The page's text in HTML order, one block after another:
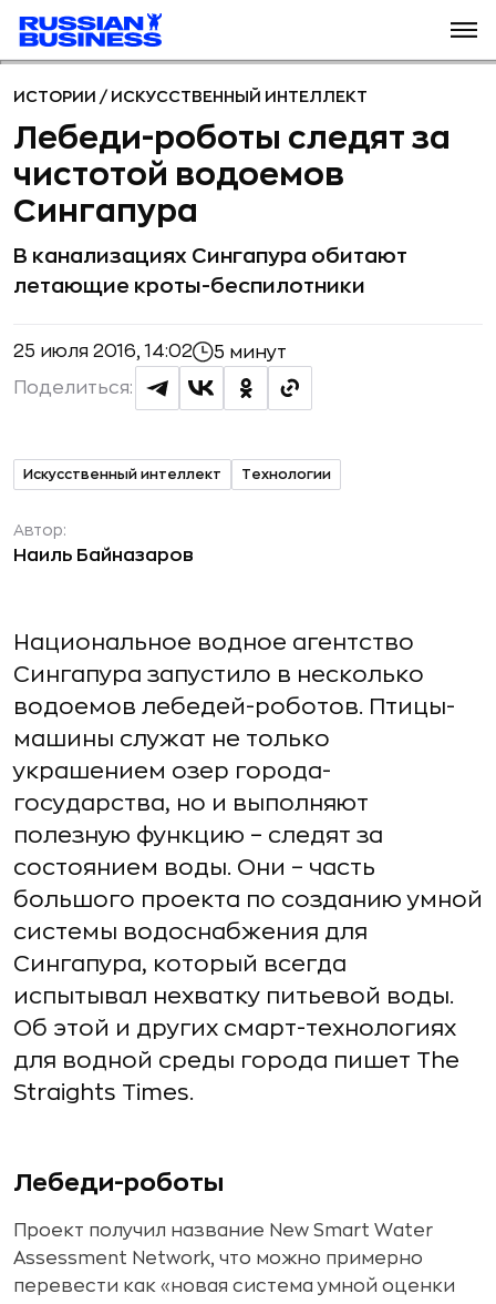
ИСТОРИИ / ИСКУССТВЕННЫЙ ИНТЕЛЛЕКТ
Лебеди-роботы следят за
чистотой водоемов
Сингапура
В канализациях Сингапура обитают
летающие кроты-беспилотники
25 июля 2016, 14:02 5 минут
Поделиться:
Искусственный интеллект Технологии
Автор:
Наиль Байназаров
Национальное водное агентство
Сингапура запустило в несколько
водоемов лебедей-роботов. Птицы-
машины служат не только
украшением озер города-
государства, но и выполняют
полезную функцию – следят за
состоянием воды. Они – часть
большого проекта по созданию умной
системы водоснабжения для
Сингапура, который всегда
испытывал нехватку питьевой воды.
Об этой и других смарт-технологиях
для водной среды города пишет The
Straights Times.
Лебеди-роботы
Проект получил название New Smart Water
Assessment Network, что можно примерно
перевести как «новая система умной оценки